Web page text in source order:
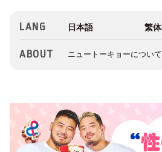
LANG
ABOUT ニュートーキョーについて